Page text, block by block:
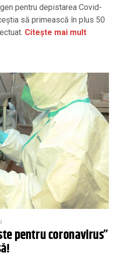
pentru depistarea Covid-
să primească în plus 50
Citește mai mult
pentru coronavirus”